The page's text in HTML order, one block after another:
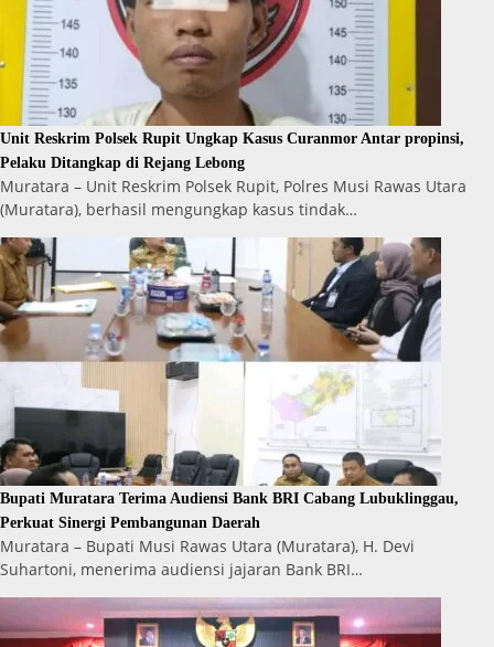
Unit Reskrim Polsek Rupit Ungkap Kasus Curanmor Antar propinsi,
Pelaku Ditangkap di Rejang Lebong
Muratara – Unit Reskrim Polsek Rupit, Polres Musi Rawas Utara
(Muratara), berhasil mengungkap kasus tindak…
Bupati Muratara Terima Audiensi Bank BRI Cabang Lubuklinggau,
Perkuat Sinergi Pembangunan Daerah
Muratara – Bupati Musi Rawas Utara (Muratara), H. Devi
Suhartoni, menerima audiensi jajaran Bank BRI…